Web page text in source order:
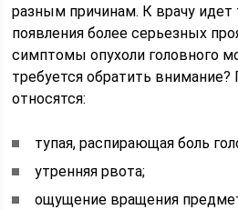
разным причинам. К врачу идет
появления более серьезных
симптомы опухоли головного
требуется обратить
относятся:
тупая, распирающая боль
утренняя рвота;
ощущение вращения